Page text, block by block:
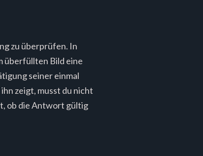
zu überprüfen. In
überfüllten Bild eine
seiner einmal
zeigt, musst du nicht
ob die Antwort gültig